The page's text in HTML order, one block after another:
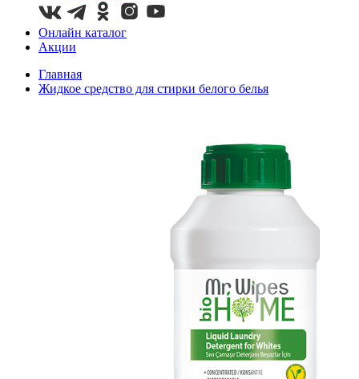
Онлайн каталог
Акции
Главная
Жидкое средство для стирки белого белья